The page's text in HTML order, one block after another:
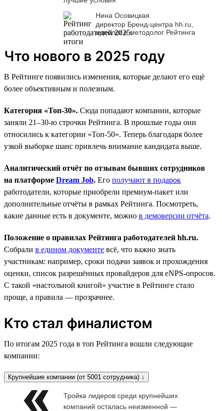
Нина Осовицкая
директор Бренд-центра hh.ru,
идеолог и методолог Рейтинга
Что нового в 2025 году
В Рейтинге появились изменения, которые делают его ещё
более объективным и полезным.
Категория «Топ-30». Сюда попадают компании, которые
заняли 21–30-ю строчки Рейтинга. В прошлые годы они
относились к категории «Топ-50». Теперь благодаря более
узкой выборке шанс привлечь внимание кандидата выше.
Аналитический отчёт по отзывам бывших сотрудников
на платформе Dream Job. Его получают в подарок
работодатели, которые приобрели премиум-пакет или
дополнительные отчёты в рамках Рейтинга. Посмотреть,
какие данные есть в документе, можно в демоверсии отчёта.
Положение о правилах Рейтинга работодателей hh.ru.
Собрали в едином документе всё, что важно знать
участникам: например, сроки подачи заявок и прохождения
оценки, список разрешённых провайдеров для eNPS-опросов.
С такой «настольной книгой» участие в Рейтинге стало
проще, а правила — прозрачнее.
Кто стал финалистом
По итогам 2025 года в топ Рейтинга вошли следующие
компании:
Крупнейшие компании (от 5001 сотрудника) ↓
Тройка лидеров среди крупнейших
компаний осталась неизменной —